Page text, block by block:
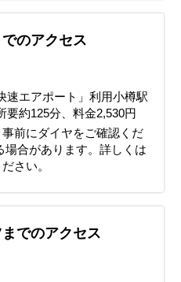
のアクセス
エアポート」利用小樽駅
約125分、料金2,530円
前にダイヤをご確認くだ
合があります。詳しくは
さい。
でのアクセス